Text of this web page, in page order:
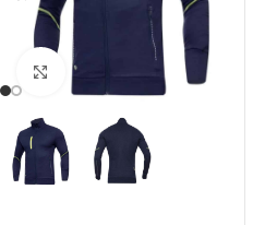
Faceți click pentru a mări